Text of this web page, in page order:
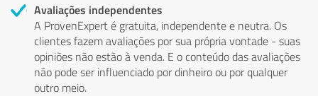
Avaliações independentes
A ProvenExpert é gratuita, independente e neutra. Os
clientes fazem avaliações por sua própria vontade - suas
opiniões não estão à venda. E o conteúdo das avaliações
não pode ser influenciado por dinheiro ou por qualquer
outro meio.